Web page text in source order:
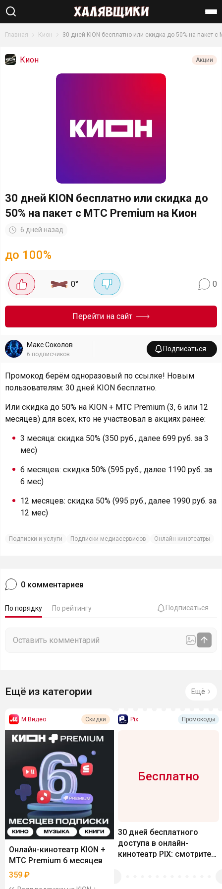
Найти
Главная Кион 30 дней KION бесплатно или скидка до 50% на пакет
Кион Акции
30 дней KION бесплатно или скидка до
50% на пакет с МТС Premium на Кион
6 дней назад
до 100%
0° 0
Перейти на сайт
Макс Соколов
6 подписчиков
Подписаться
Промокод берём одноразовый по ссылке! Новым
пользователям: 30 дней KION бесплатно.
Или скидка до 50% на KION + МТС Premium (3, 6 или 12
месяцев) для всех, кто не участвовал в акциях ранее:
3 месяца: скидка 50% (350 руб., далее 699 руб. за 3
мес)
6 месяцев: скидка 50% (595 руб., далее 1190 руб. за
6 мес)
12 месяцев: скидка 50% (995 руб., далее 1990 руб. за
12 мес)
Подписки и услуги Подписки медиасервисов Онлайн кинотеатры
0 комментариев
По порядку По рейтингу Подписаться
Ещё из категории Ещё
М.Видео Скидки
Онлайн-кинотеатр KION +
МТС Premium 6 месяцев
359 ₽
Pix Промокоды
Бесплатно
30 дней бесплатного
доступа в онлайн-
кинотеатр PIX: смотрите